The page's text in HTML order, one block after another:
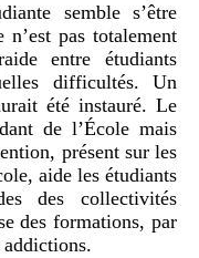
semble s’être
pas totalement
entre étudiants
difficultés. Un
été instauré. Le
de l’École mais
présent sur les
aide les étudiants
des collectivités
des formations, par